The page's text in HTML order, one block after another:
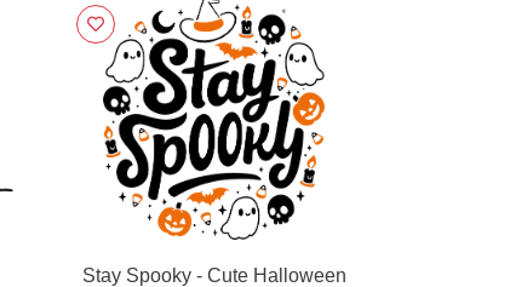
Stay Spooky - Cute Halloween